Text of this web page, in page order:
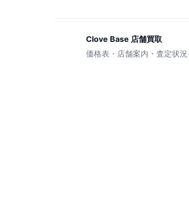
Clove Base 店舗買取
価格表・店舗案内・査定状